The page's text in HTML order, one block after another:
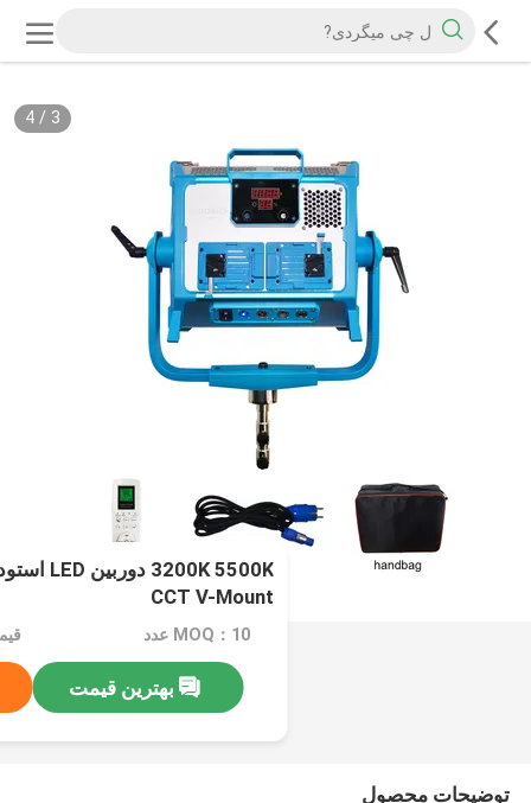
3
/
4
CCT V-Mount
MOQ：10 عدد
بهترین قیمت
توضیحات محصول